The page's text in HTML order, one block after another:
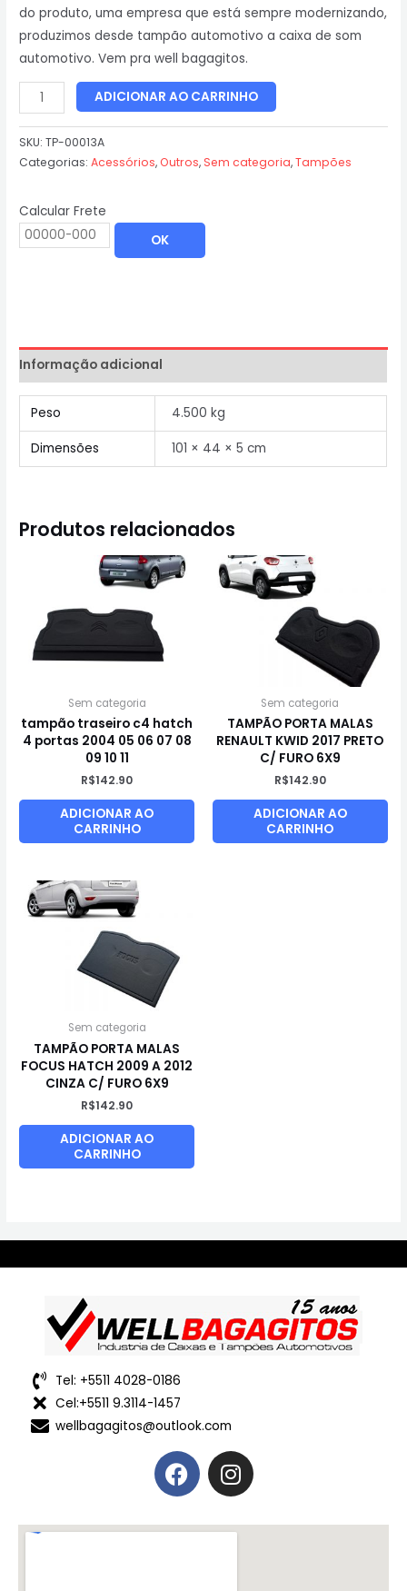
do produto, uma empresa que está sempre modernizando,
produzimos desde tampão automotivo a caixa de som
automotivo. Vem pra well bagagitos.
ADICIONAR AO CARRINHO
SKU:TP-00013A
Categorias:Acessórios,Outros, Sem categoria,Tampões
Calcular Frete
OK
Informação adicional
Peso 4.500 kg
Dimensões 101 × 44 × 5 cm
Produtos relacionados
Sem categoria
tampão traseiro c4 hatch
4 portas 2004 05 06 07 08
09 10 11
R$142.90
ADICIONAR AO
CARRINHO
Sem categoria
TAMPÃO PORTA MALAS
RENAULT KWID 2017 PRETO
C/ FURO 6X9
R$142.90
ADICIONAR AO
CARRINHO
Sem categoria
TAMPÃO PORTA MALAS
FOCUS HATCH 2009 A 2012
CINZA C/ FURO 6X9
R$142.90
ADICIONAR AO
CARRINHO
Tel: +5511 4028-0186
Cel:+5511 9.3114-1457
wellbagagitos@outlook.com